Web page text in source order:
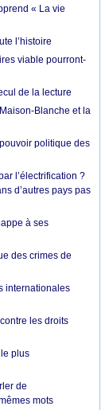
« La vie
l’histoire
viable pourront-
de la lecture
Blanche et la
politique des
l’électrification ?
d’autres pays pas
à ses
des crimes de
internationales
les droits
plus
de
mots